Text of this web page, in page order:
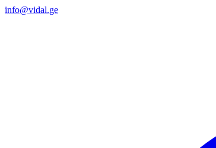
info@vidal.ge